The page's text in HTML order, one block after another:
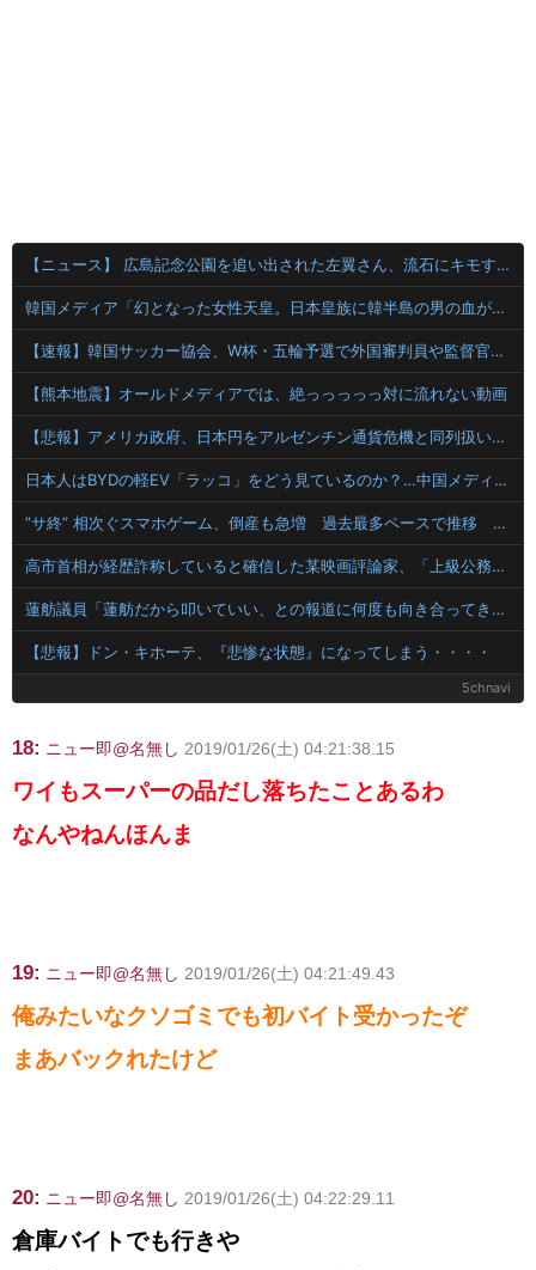
【ニュース】 広島記念公園を追い出された左翼さん、流石にキモすぎて炎上
韓国メディア「幻となった女性天皇。日本皇族に韓半島の男の血が入る可能性がゼロに・・・」
【速報】韓国サッカー協会、W杯・五輪予選で外国審判員や監督官を性接待！！！！
【熊本地震】オールドメディアでは、絶っっっっっ対に流れない動画
【悲報】アメリカ政府、日本円をアルゼンチン通貨危機と同列扱いへ・・・
日本人はBYDの軽EV「ラッコ」をどう見ているのか？…中国メディア！
”サ終” 相次ぐスマホゲーム、倒産も急増 過去最多ペースで推移 「当たれば一攫千金」過去の時代に
高市首相が経歴詐称していると確信した某映画評論家、「上級公務員試験に合格とは書いてないんですが…」とツッコミを受けまくり……
蓮舫議員「蓮舫だから叩いていい、との報道に何度も向き合ってきました。悔しくても」
【悲報】ドン・キホーテ、『悲惨な状態』になってしまう・・・・
5chnavi
18: ニュー即@名無し 2019/01/26(土) 04:21:38.15
ワイもスーパーの品だし落ちたことあるわ
なんやねんほんま
19: ニュー即@名無し 2019/01/26(土) 04:21:49.43
俺みたいなクソゴミでも初バイト受かったぞ
まあバックれたけど
20: ニュー即@名無し 2019/01/26(土) 04:22:29.11
倉庫バイトでも行きや